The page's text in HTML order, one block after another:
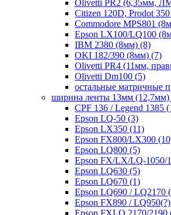
Olivetti PR2 (6,35мм,
Citizen 120D, Prodot
Commodore MPS801
Epson LX100/LQ100
IBM 2380 (8мм) (8)
OKI 182/390 (8мм) (7)
Olivetti PR4 (11мм,
Olivetti Dm100 (5)
остальные матричные
ширина ленты 13мм (12,7мм)
CPF 136 / Legend 1385
Epson LQ-50 (3)
Epson LX350 (11)
Epson FX800/LX300
Epson LQ800 (5)
Epson FX/LX/LQ-1050/
Epson LQ630 (5)
Epson LQ670 (1)
Epson LQ690 / LQ2170
Epson FX890 /
Epson FXLQ 2170/2190